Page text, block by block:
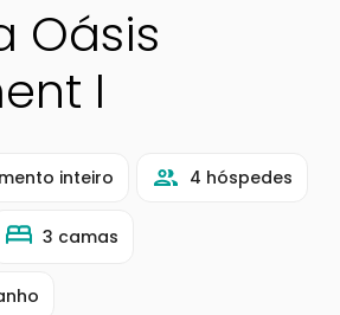
Oásis
I
inteiro 4 hóspedes
3 camas